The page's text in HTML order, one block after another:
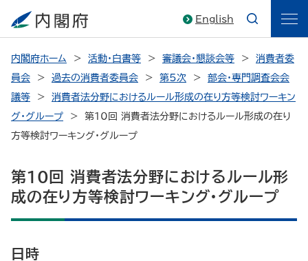
English
内閣府ホーム 活動・白書等 審議会・懇談会等
消費者委
員会
過去の消費者委員会 第5次
部会・専門調査会会
議等
消費者法分野におけるルール形成の在り方等検討ワーキン
グ・グループ
第10回 消費者法分野におけるルール形成の在り
方等検討ワーキング・グループ
第10回 消費者法分野におけるルール形
成の在り方等検討ワーキング・グループ
日時